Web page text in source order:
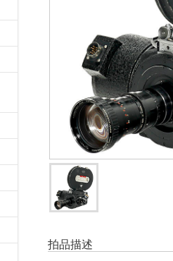
拍品描述